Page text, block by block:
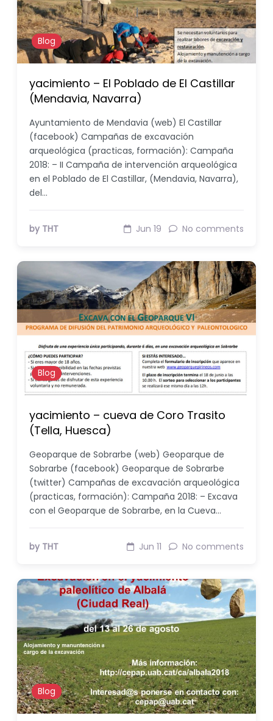
Blog
yacimiento – El Poblado de El Castillar
(Mendavia, Navarra)
Ayuntamiento de Mendavia (web) El Castillar
(facebook) Campañas de excavación
arqueológica (practicas, formación): Campaña
2018: – II Campaña de intervención arqueológica
en el Poblado de El Castillar, (Mendavia, Navarra),
del…
by THT Jun 19 No comments
Blog
yacimiento – cueva de Coro Trasito
(Tella, Huesca)
Geoparque de Sobrarbe (web) Geoparque de
Sobrarbe (facebook) Geoparque de Sobrarbe
(twitter) Campañas de excavación arqueológica
(practicas, formación): Campaña 2018: – Excava
con el Geoparque de Sobrarbe, en la Cueva…
by THT Jun 11 No comments
Blog